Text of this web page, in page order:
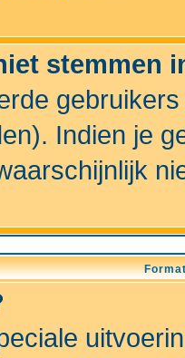
stemmen
Indien je